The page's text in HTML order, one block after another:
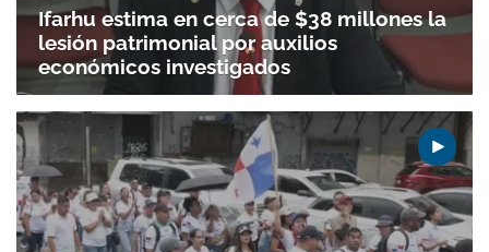
Ifarhu estima en cerca de $38 millones la
lesión patrimonial por auxilios
económicos investigados